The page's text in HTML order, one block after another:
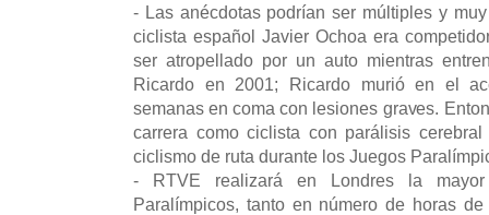
- Las anécdotas podrían ser múltiples y
ciclista español Javier Ochoa era
ser atropellado por un auto mientras
Ricardo en 2001; Ricardo murió en el
semanas en coma con lesiones graves.
carrera como ciclista con parálisis
ciclismo de ruta durante los Juegos
- RTVE realizará en Londres la
Paralímpicos, tanto en número de horas